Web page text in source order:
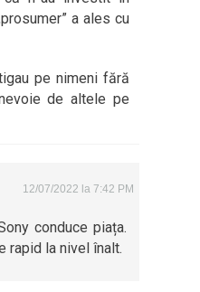
a ales cu
pe nimeni fără
de altele pe
12/07/2022 la 7:42 PM
conduce piața.
rapid la nivel înalt.